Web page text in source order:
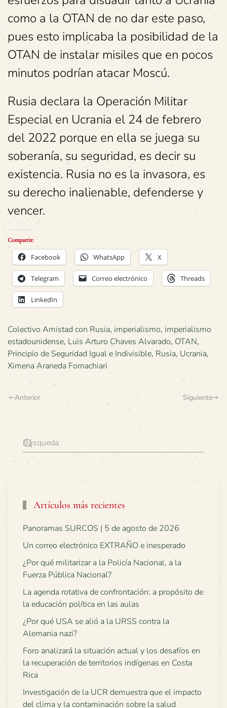
como a la OTAN de no dar este paso,
pues esto implicaba la posibilidad de la
OTAN de instalar misiles que en pocos
minutos podrían atacar Moscú.
Rusia declara la Operación Militar
Especial en Ucrania el 24 de febrero
del 2022 porque en ella se juega su
soberanía, su seguridad, es decir su
existencia. Rusia no es la invasora, es
su derecho inalienable, defenderse y
vencer.
Compartir:
Facebook WhatsApp X
Telegram Correo electrónico Threads
LinkedIn
Colectivo Amistad con Rusia, imperialismo, imperialismo
estadounidense, Luis Arturo Chaves Alvarado, OTAN,
Principio de Seguridad Igual e Indivisible, Rusia, Ucrania,
Ximena Araneda Fornachiari
Anterior Siguiente
Artículos más recientes
Panoramas SURCOS | 5 de agosto de 2026
Un correo electrónico EXTRAÑO e inesperado
¿Por qué militarizar a la Policía Nacional, a la
Fuerza Pública Nacional?
La agenda rotativa de confrontación: a propósito de
la educación política en las aulas
¿Por qué USA se alió a la URSS contra la
Alemania nazi?
Foro analizará la situación actual y los desafíos en
la recuperación de territorios indígenas en Costa
Rica
Investigación de la UCR demuestra que el impacto
del clima y la contaminación sobre la salud